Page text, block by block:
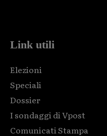
Link utili
Elezioni
Speciali
Dossier
I sondaggi di Vpost
Comunicati Stampa